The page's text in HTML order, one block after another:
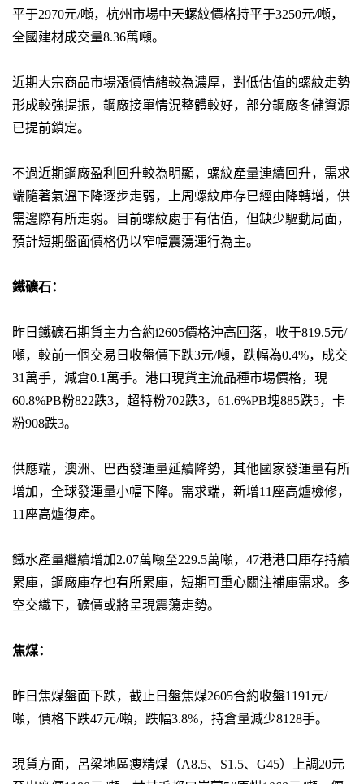
平于2970元/噸，杭州市場中天螺紋價格持平于3250元/噸，
全國建材成交量8.36萬噸。
近期大宗商品市場漲價情緒較為濃厚，對低估值的螺紋走勢
形成較強提振，鋼廠接單情況整體較好，部分鋼廠冬儲資源
已提前鎖定。
不過近期鋼廠盈利回升較為明顯，螺紋產量連續回升，需求
端隨著氣溫下降逐步走弱，上周螺紋庫存已經由降轉增，供
需邊際有所走弱。目前螺紋處于有估值，但缺少驅動局面，
預計短期盤面價格仍以窄幅震蕩運行為主。
鐵礦石：
昨日鐵礦石期貨主力合約i2605價格沖高回落，收于819.5元/
噸，較前一個交易日收盤價下跌3元/噸，跌幅為0.4%，成交
31萬手，減倉0.1萬手。港口現貨主流品種市場價格，現
60.8%PB粉822跌3，超特粉702跌3，61.6%PB塊885跌5，卡
粉908跌3。
供應端，澳洲、巴西發運量延續降勢，其他國家發運量有所
增加，全球發運量小幅下降。需求端，新增11座高爐檢修，
11座高爐復產。
鐵水產量繼續增加2.07萬噸至229.5萬噸，47港港口庫存持續
累庫，鋼廠庫存也有所累庫，短期可重心關注補庫需求。多
空交織下，礦價或將呈現震蕩走勢。
焦煤：
昨日焦煤盤面下跌，截止日盤焦煤2605合約收盤1191元/
噸，價格下跌47元/噸，跌幅3.8%，持倉量減少8128手。
現貨方面，呂梁地區瘦精煤（A8.5、S1.5、G45）上調20元